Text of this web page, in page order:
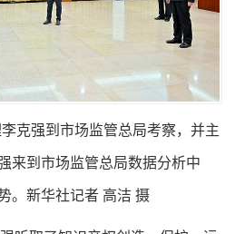
克强到市场监管总局考察，并主
来到市场监管总局数据分析中
。新华社记者 高洁 摄